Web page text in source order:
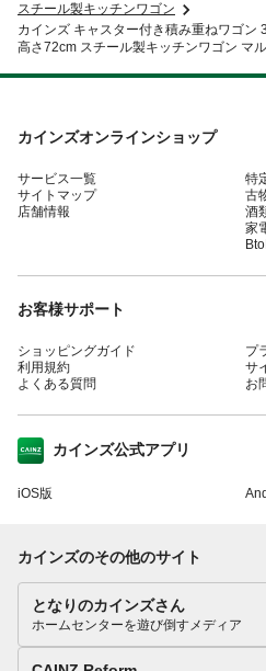
スチール製キッチンワゴン
カインズ キャスター付き積み重ねワゴン
高さ72cm スチール製キッチンワゴン マ
カインズオンラインショップ
サービス一覧
サイトマップ
店舗情報
特
古
酒
家
お客様サポート
ショッピングガイド
利用規約
よくある質問
プ
サ
お
カインズ公式アプリ
iOS版
カインズのその他のサイト
となりのカインズさん
ホームセンターを遊び倒すメディア